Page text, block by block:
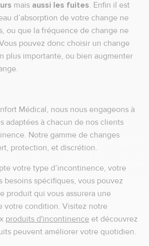
mais aussi les fuites. Enfin il est
d’absorption de votre change ne
ou que la fréquence de change ne
pouvez donc choisir un change
plus importante, ou bien augmenter
Médical, nous nous engageons à
adaptées à chacun de nos clients
Notre gamme de changes
protection, et discrétion.
votre type d’incontinence, votre
besoins spécifiques, vous pouvez
produit qui vous assurera une
votre condition. Visitez notre
produits d'incontinence et découvrez
peuvent améliorer votre quotidien.